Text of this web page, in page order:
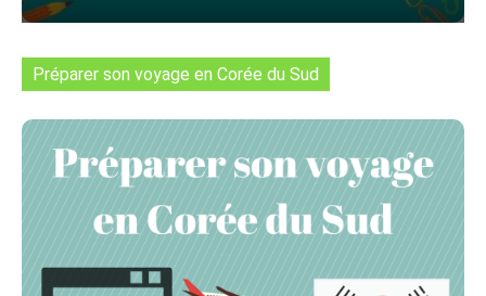
Préparer son voyage en Corée du Sud